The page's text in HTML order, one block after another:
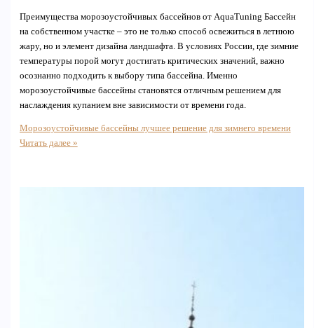
Преимущества морозоустойчивых бассейнов от AquaTuning Бассейн
на собственном участке – это не только способ освежиться в летнюю
жару, но и элемент дизайна ландшафта. В условиях России, где зимние
температуры порой могут достигать критических значений, важно
осознанно подходить к выбору типа бассейна. Именно
морозоустойчивые бассейны становятся отличным решением для
наслаждения купанием вне зависимости от времени года.
Морозоустойчивые бассейны лучшее решение для зимнего времени
Читать далее »